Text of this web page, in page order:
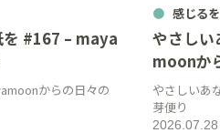
#167 – maya
からの日々の
感じる
やさし
moonか
2026.07.28
やさしいあ
芽便り